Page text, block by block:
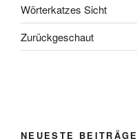
Wörterkatzes Sicht
Zurückgeschaut
NEUESTE BEITRÄGE